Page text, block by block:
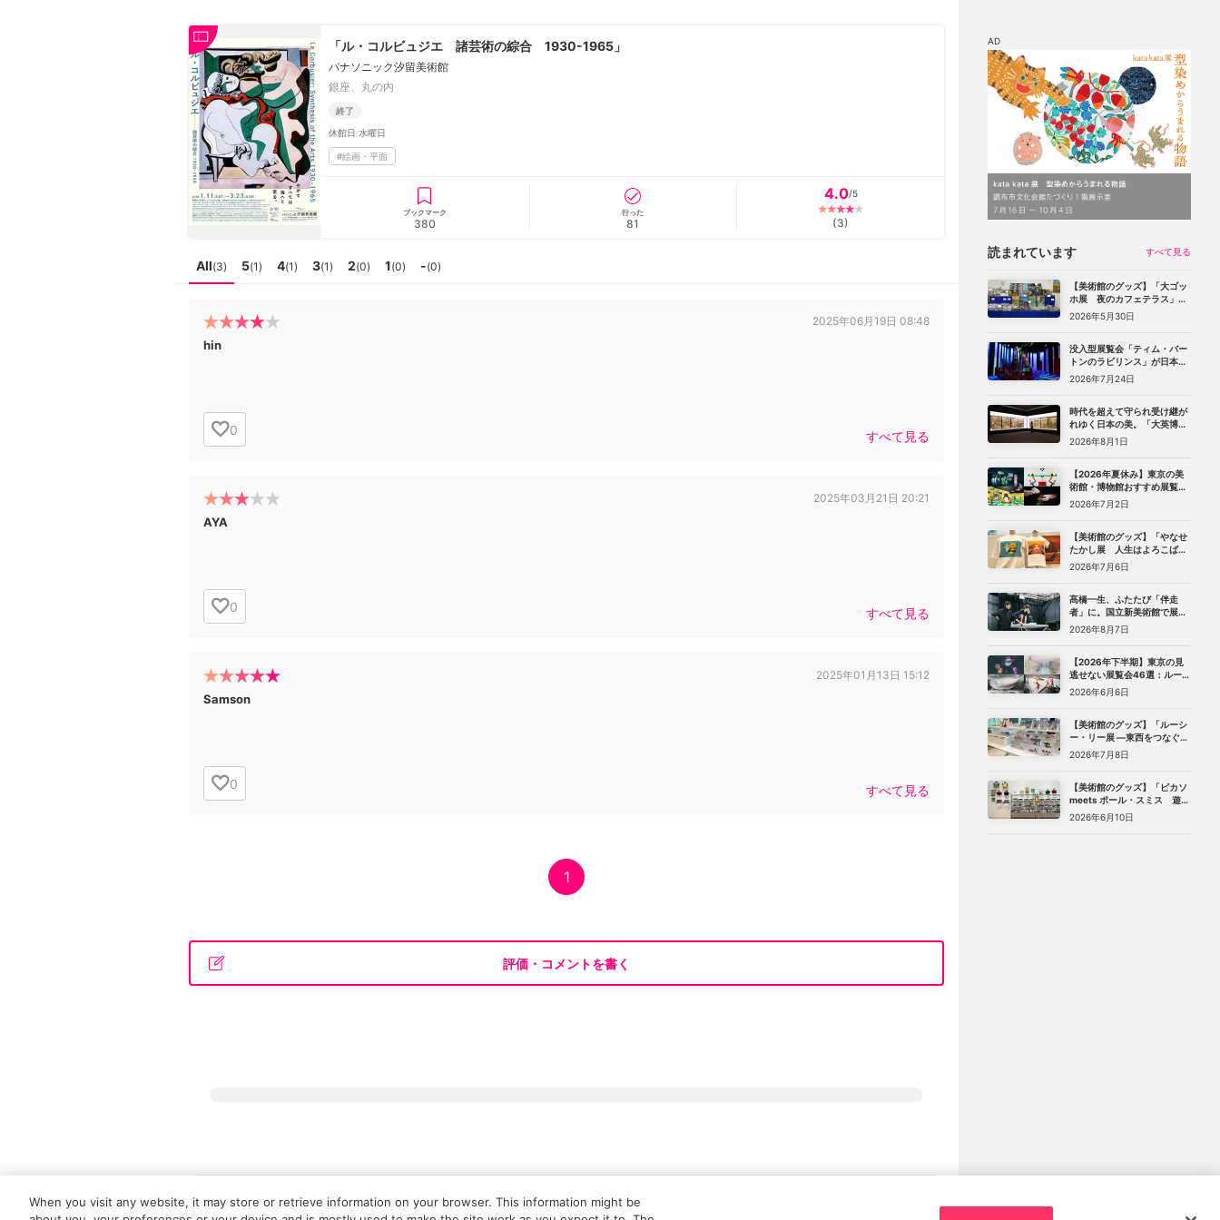
ホーム チケット割引
「ル・コルビュジエ 諸芸術の綜合 1930-1965」
パナソニック汐留美術館
銀座、丸の内
終了
休館日 水曜日
#絵画・平面
ブックマーク
380
行った
81
4.0/5
(3)
All(3) 5(1) 4(1) 3(1) 2(0) 1(0) -(0)
2025年06月19日 08:48
hin
0 すべて見る
2025年03月21日 20:21
AYA
0 すべて見る
2025年01月13日 15:12
Samson
0 すべて見る
1
評価・コメントを書く
AD
読まれています すべて見る
【美術館のグッズ】「大ゴッ
ホ展 夜のカフェテラス」
（上野の森美術館）で見つけ
た、編集部おすすめグッズ10
2026年5月30日
没入型展覧会「ティム・バー
トンのラビリンス」が日本初
上陸。豊洲のCREVIA BASE
Tokyoで11月開幕
2026年7月24日
時代を超えて守られ受け継が
れゆく日本の美。「大英博物
館 日本美術コレクション 百花
繚乱〜海を越えた江戸絵画」
2026年8月1日
【2026年夏休み】東京の美
術館・博物館おすすめ展覧会
27選｜ゴッホ、レンブラント
から、ピングー、トニー・ア
2026年7月2日
【美術館のグッズ】「やなせ
たかし展 人生はよろこばせ
ごっこ」 （世田谷文学館）で
見つけた、編集部おすすめグ
2026年7月6日
髙橋一生、ふたたび「伴走
者」に。国立新美術館で展
示・上映される《関わり混ざ
る三日間》が記録した「見え
2026年8月7日
【2026年下半期】東京の見
逃せない展覧会46選：ルーヴ
ル美術館展、ターナー展か
ら、マリメッコ、森万里子展
2026年6月6日
【美術館のグッズ】「ルーシ
ー・リー展 ―東西をつなぐ優
美のうつわ―」（東京都庭園
美術館）で見つけた、編集部
2026年7月8日
【美術館のグッズ】「ピカソ
meets ポール・スミス 遊び
心の冒険へ」（国立新美術
館）で見つけた、編集部おす
2026年6月10日
Tokyo Art Beatとは 会員サービスについて 広告・タイアップ記事 展覧会情報の掲載
When you visit any website, it may store or retrieve information on your browser. This information might be